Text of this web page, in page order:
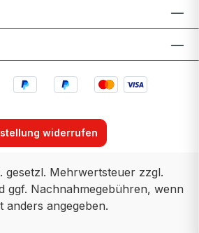
widerrufen
gesetzl. Mehrwertsteuer zzgl.
ggf. Nachnahmegebühren, wenn
anders angegeben.
anzeigen